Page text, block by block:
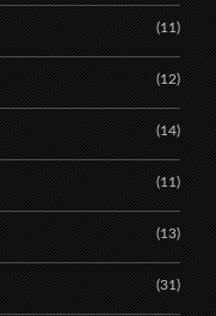
(11)
(12)
(14)
(11)
(13)
(31)